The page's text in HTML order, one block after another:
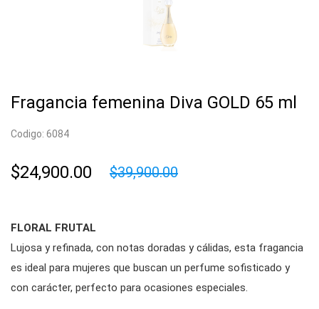
Fragancia femenina Diva GOLD 65 ml
Codigo: 6084
$24,900.00 $39,900.00
FLORAL FRUTAL
Lujosa y refinada, con notas doradas y cálidas, esta fragancia
es ideal para mujeres que buscan un perfume sofisticado y
con carácter, perfecto para ocasiones especiales.